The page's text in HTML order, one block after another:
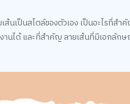
เป็นสไตล์ของตัวเอง เป็นอะไรที่สำ
ได้ และที่สำคัญ ลายเส้นที่มีเอกลักษ